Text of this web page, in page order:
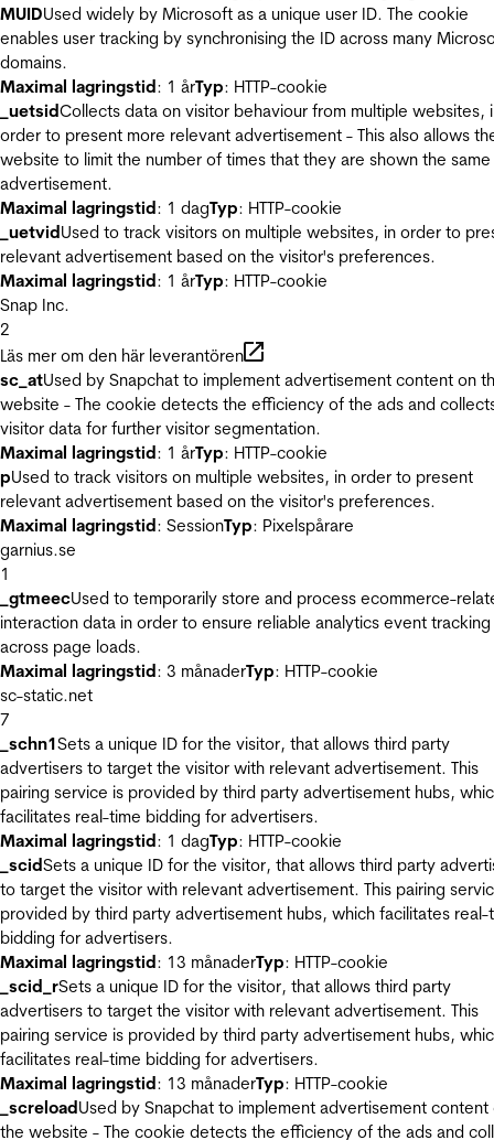
MUIDUsed widely by Microsoft as a unique user ID. The cookie
enables user tracking by synchronising the ID across many
domains.
Maximal lagringstid: 1 årTyp: HTTP-cookie
_uetsidCollects data on visitor behaviour from multiple websites,
order to present more relevant advertisement - This also allows
website to limit the number of times that they are shown the same
advertisement.
Maximal lagringstid: 1 dagTyp: HTTP-cookie
_uetvidUsed to track visitors on multiple websites, in order to
relevant advertisement based on the visitor's preferences.
Maximal lagringstid: 1 årTyp: HTTP-cookie
Snap Inc.
2
Läs mer om den här leverantören
sc_atUsed by Snapchat to implement advertisement content on
website - The cookie detects the efficiency of the ads and
visitor data for further visitor segmentation.
Maximal lagringstid: 1 årTyp: HTTP-cookie
pUsed to track visitors on multiple websites, in order to present
relevant advertisement based on the visitor's preferences.
Maximal lagringstid: SessionTyp: Pixelspårare
garnius.se
1
_gtmeecUsed to temporarily store and process ecommerce-
interaction data in order to ensure reliable analytics event tracking
across page loads.
Maximal lagringstid: 3 månaderTyp: HTTP-cookie
sc-static.net
7
_schn1Sets a unique ID for the visitor, that allows third party
advertisers to target the visitor with relevant advertisement. This
pairing service is provided by third party advertisement hubs,
facilitates real-time bidding for advertisers.
Maximal lagringstid: 1 dagTyp: HTTP-cookie
_scidSets a unique ID for the visitor, that allows third party
to target the visitor with relevant advertisement. This pairing
provided by third party advertisement hubs, which facilitates real-
bidding for advertisers.
Maximal lagringstid: 13 månaderTyp: HTTP-cookie
_scid_rSets a unique ID for the visitor, that allows third party
advertisers to target the visitor with relevant advertisement. This
pairing service is provided by third party advertisement hubs,
facilitates real-time bidding for advertisers.
Maximal lagringstid: 13 månaderTyp: HTTP-cookie
_screloadUsed by Snapchat to implement advertisement content
the website - The cookie detects the efficiency of the ads and